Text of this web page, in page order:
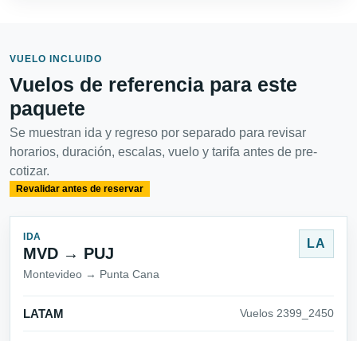
VUELO INCLUIDO
Vuelos de referencia para este
paquete
Se muestran ida y regreso por separado para revisar
horarios, duración, escalas, vuelo y tarifa antes de pre-
cotizar.
Revalidar antes de reservar
IDA
MVD → PUJ
Montevideo → Punta Cana
LA
LATAM Vuelos 2399_2450